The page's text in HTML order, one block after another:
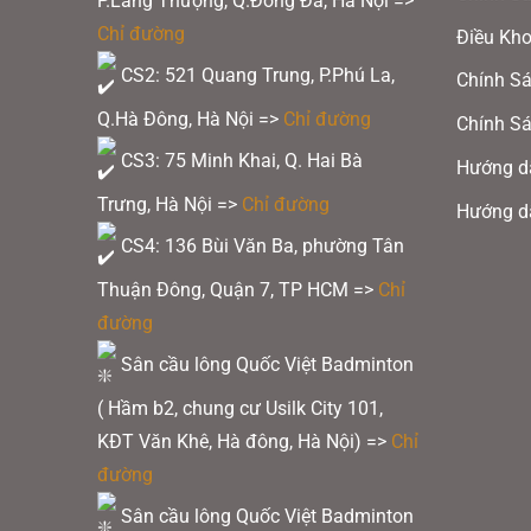
Vợt
Ngoài những ưu điểm về công năng,
là thiết kế vô cùng tinh tế, đẹp mắt.
cảm hứng từ các loại đá quý tự nhiên
Màu trắng là một màu bán chạy nhất
nhiều người ưa chuộng.
Chỉ đường
CS2: 521 Quang Trung, P.Phú La,
Q.Hà Đông, Hà Nội => Chỉ đường
CS3: 75 Minh Khai, Q. Hai Bà
Trưng, Hà Nội => Chỉ đường
CS4: 136 Bùi Văn Ba, phường Tân
Thuận Đông, Quận 7, TP HCM => Chỉ
đường
Sân cầu lông Quốc Việt Badminton
( Hầm b2, chung cư Usilk City 101,
KĐT Văn Khê, Hà đông, Hà Nội) => Chỉ
đường
Sân cầu lông Quốc Việt Badminton
Điều
Chính
Chính
Hướng
Hướng